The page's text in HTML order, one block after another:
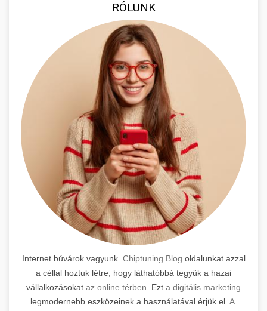
RÓLUNK
Internet búvárok vagyunk. Chiptuning Blog oldalunkat azzal
a céllal hoztuk létre, hogy láthatóbbá tegyük a hazai
vállalkozásokat az online térben . Ezt a digitális marketing
legmodernebb eszközeinek a használatával érjük el. A